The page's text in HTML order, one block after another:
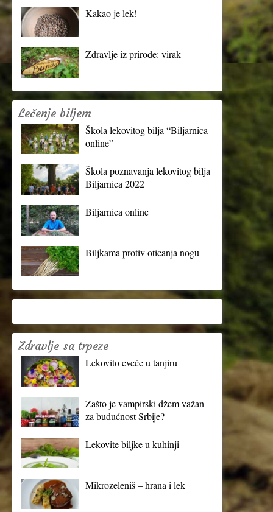
Kakao je lek!
Zdravlje iz prirode: virak
Lečenje biljem
Škola lekovitog bilja “Biljarnica
online”
Škola poznavanja lekovitog bilja
Biljarnica 2022
Biljarnica online
Biljkama protiv oticanja nogu
Zdravlje sa trpeze
Lekovito cveće u tanjiru
Zašto je vampirski džem važan
za budućnost Srbije?
Lekovite biljke u kuhinji
Mikrozeleniš – hrana i lek